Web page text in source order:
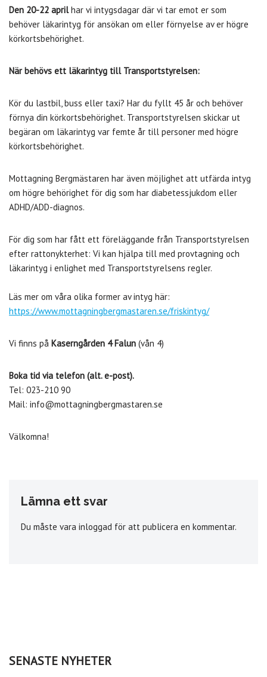
Den 20-22 aprilhar vi intygsdagar där vi tar emot er som
behöver läkarintyg för ansökan om eller förnyelse av er högre
körkortsbehörighet.
När behövs ett läkarintyg till Transportstyrelsen:
Kör du lastbil, buss eller taxi? Har du fyllt 45 år och behöver
förnya din körkortsbehörighet. Transportstyrelsen skickar ut
begäran om läkarintyg var femte år till personer med högre
körkortsbehörighet.
Mottagning Bergmästaren har även möjlighet att utfärda intyg
om högre behörighet för dig som har diabetessjukdom eller
ADHD/ADD-diagnos.
För dig som har fått ett föreläggande från Transportstyrelsen
efter rattonykterhet: Vi kan hjälpa till med provtagning och
läkarintyg i enlighet med Transportstyrelsens regler.
Läs mer om våra olika former av intyg här:
https://www.mottagningbergmastaren.se/friskintyg/
Vi finns på Kaserngården 4 Falun (vån 4)
Boka tid via telefon (alt. e-post).
Tel: 023-210 90
Mail: info@mottagningbergmastaren.se
Välkomna!
Lämna ett svar
Du måste vara inloggad för att publicera en kommentar.
SENASTE NYHETER